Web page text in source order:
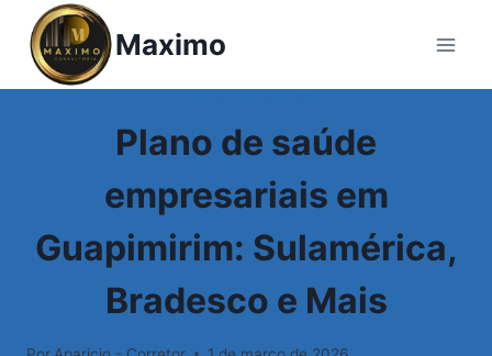
Maximo
Plano de saúde
empresariais em
Guapimirim: Sulamérica,
Bradesco e Mais